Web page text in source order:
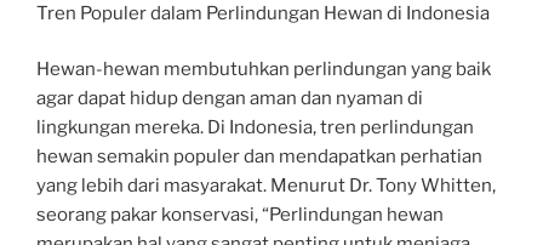
Tren Populer dalam Perlindungan Hewan di Indonesia
Hewan-hewan membutuhkan perlindungan yang baik
agar dapat hidup dengan aman dan nyaman di
lingkungan mereka. Di Indonesia, tren perlindungan
hewan semakin populer dan mendapatkan perhatian
yang lebih dari masyarakat. Menurut Dr. Tony Whitten,
seorang pakar konservasi, “Perlindungan hewan